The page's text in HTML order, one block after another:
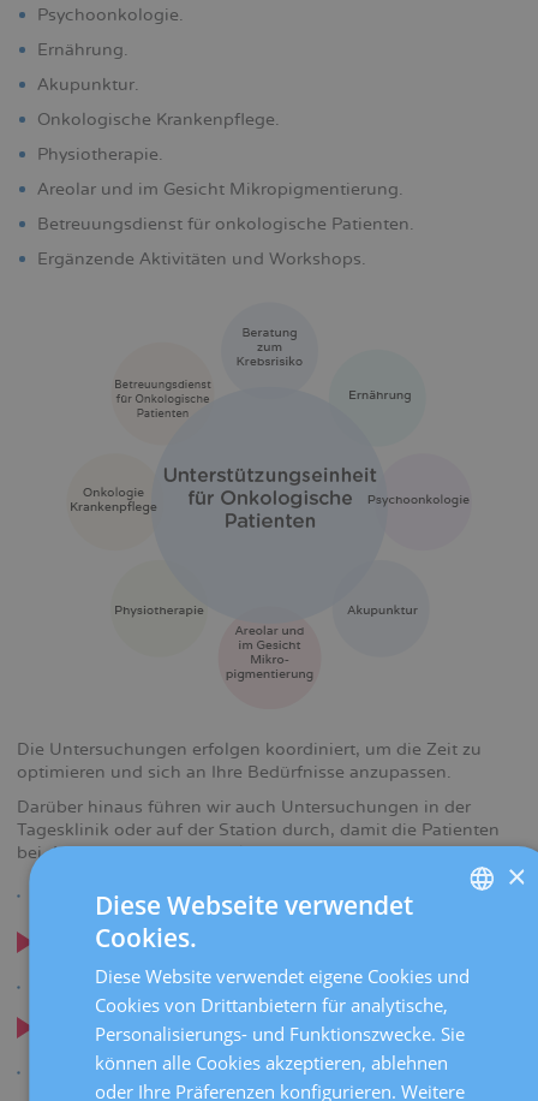
Psychoonkologie.
Ernährung.
Akupunktur.
Onkologische Krankenpflege.
Physiotherapie.
Areolar und im Gesicht Mikropigmentierung.
Betreuungsdienst für onkologische Patienten.
Ergänzende Aktivitäten und Workshops.
Die Untersuchungen erfolgen koordiniert, um die Zeit zu
optimieren und sich an Ihre Bedürfnisse anzupassen.
Darüber hinaus führen wir auch Untersuchungen in der
Tagesklinik oder auf der Station durch, damit die Patienten
bei der Aufnahme nicht verlegt werden müssen.
Beratung zu genetischen Risiken
Psychoonkologie
CATALÀ
×
Diese Webseite verwendet
Cookies.
Diese Website verwendet eigene Cookies und
Cookies von Drittanbietern für analytische,
Personalisierungs- und Funktionszwecke. Sie
können alle Cookies akzeptieren, ablehnen
oder Ihre Präferenzen konfigurieren. Weitere